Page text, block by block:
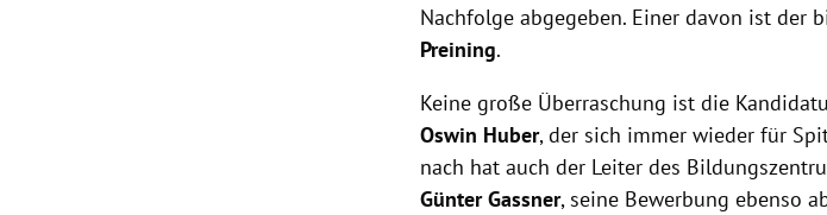
Nachfolge abgegeben. Einer davon ist der
Preining.
Keine große Überraschung ist die
Oswin Huber, der sich immer wieder für
nach hat auch der Leiter des
Günter Gassner, seine Bewerbung ebenso